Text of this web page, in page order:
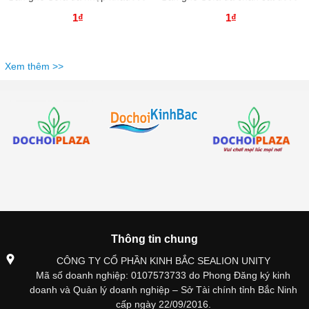
1₫ 1₫
Xem thêm >>
Thông tin chung
CÔNG TY CỔ PHẦN KINH BẮC SEALION UNITY
Mã số doanh nghiệp: 0107573733 do Phong Đăng ký kinh
doanh và Quản lý doanh nghiệp – Sở Tài chính tỉnh Bắc Ninh
cấp ngày 22/09/2016.